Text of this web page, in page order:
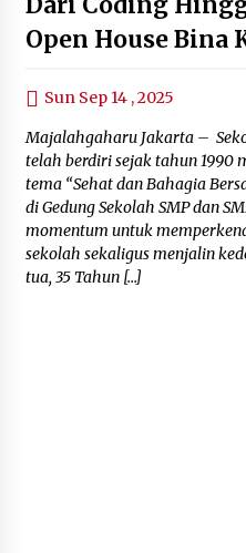
Open House Bina
Sun Sep 14 , 2025
Majalahgaharu Jakarta –
telah berdiri sejak tahun 1990
tema “Sehat dan Bahagia
di Gedung Sekolah SMP dan
momentum untuk
sekolah sekaligus menjalin
tua, 35 Tahun […]